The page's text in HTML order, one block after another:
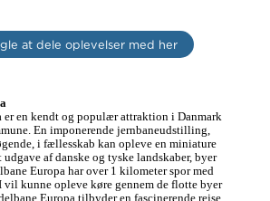
at dele oplevelser med her
er en kendt og populær attraktion i Danmark
En imponerende jernbaneudstilling,
i fællesskab kan opleve en miniature
af danske og tyske landskaber, byer
Europa har over 1 kilometer spor med
vil kunne opleve køre gennem de flotte byer
Europa tilbyder en fascinerende rejse